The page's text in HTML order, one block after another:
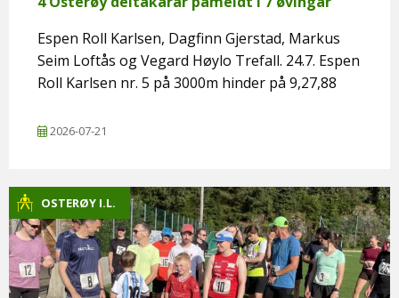
Espen Roll Karlsen, Dagfinn Gjerstad, Markus
Seim Loftås og Vegard Høylo Trefall. 24.7. Espen
Roll Karlsen nr. 5 på 3000m hinder på 9,27,88
2026-07-21
OSTERØY I.L.